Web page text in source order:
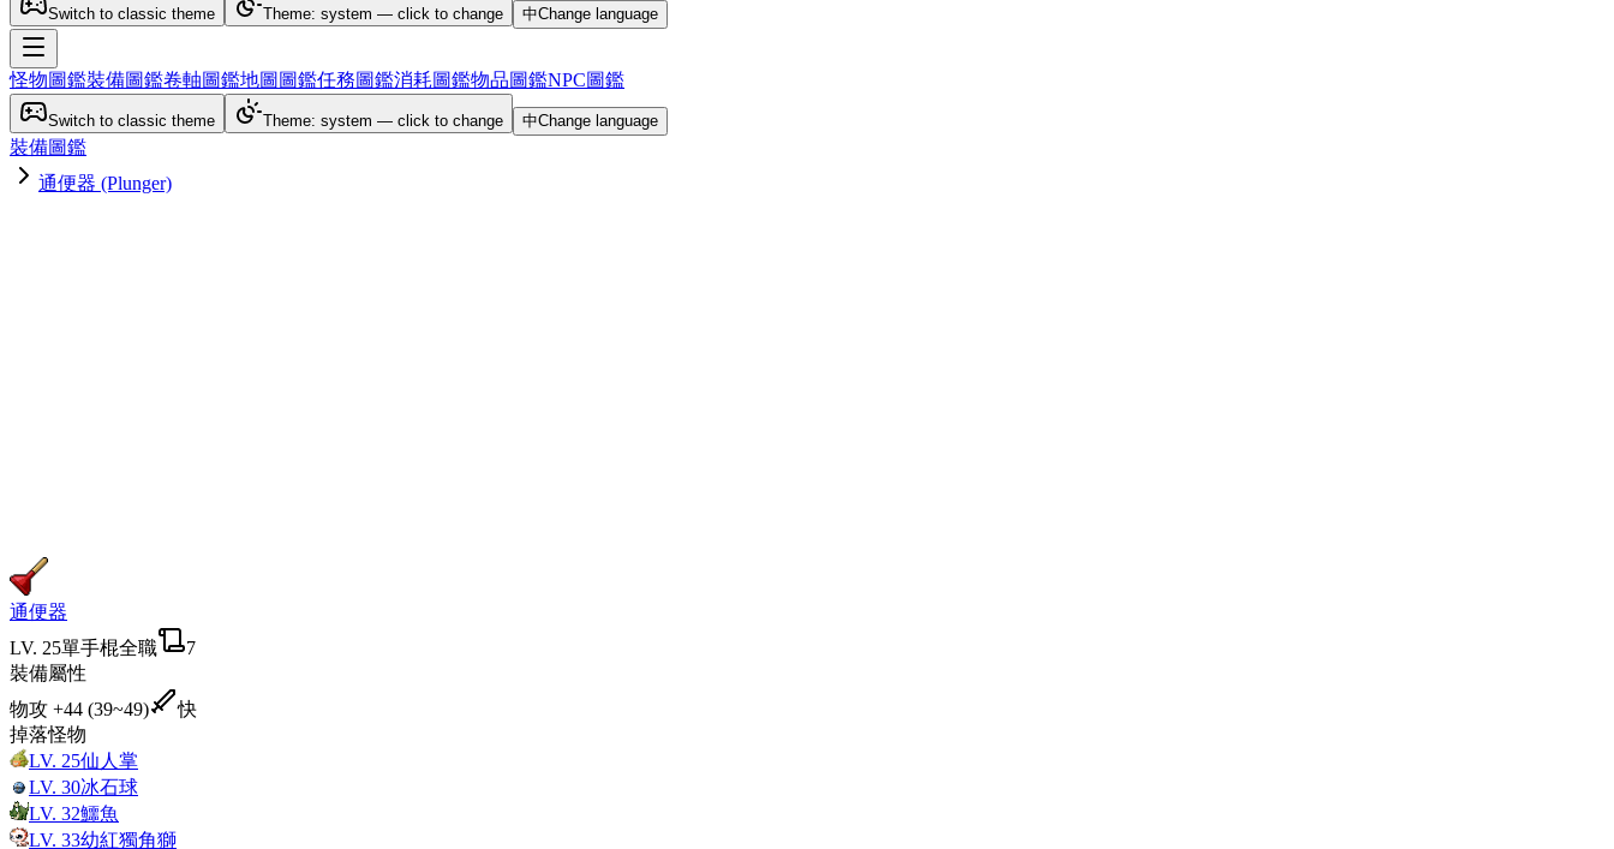
Switch to classic theme Theme: system — click to change 中Change language
怪物圖鑑裝備圖鑑卷軸圖鑑地圖圖鑑任務圖鑑消耗圖鑑物品圖鑑NPC圖鑑
Switch to classic theme Theme: system — click to change 中Change language
裝備圖鑑
通便器 (Plunger)
通便器
LV. 25單手棍全職
7
裝備屬性
物攻 +44 (39~49)
快
掉落怪物
LV. 25仙人掌
LV. 30冰石球
LV. 32鱷魚
LV. 33幼紅獨角獅